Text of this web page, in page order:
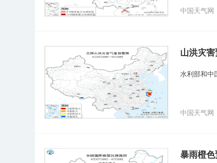
中国天气网
山洪灾
水利部和中
中国天气网
暴雨橙